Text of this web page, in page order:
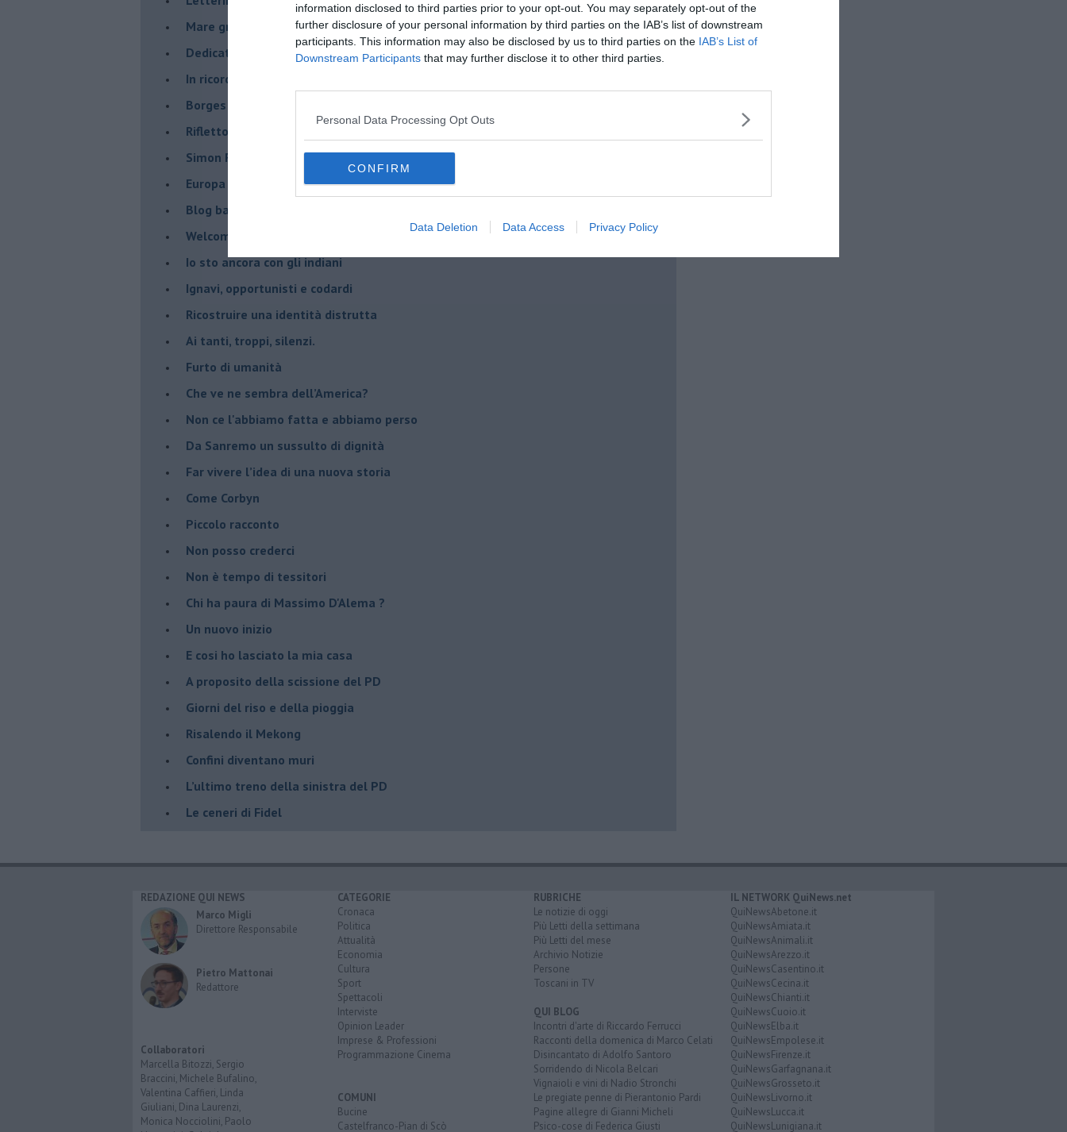
information disclosed to third parties prior to your opt-out. You may separately opt-out of the
further disclosure of your personal information by third parties on the IAB’s list of downstream
participants. This information may also be disclosed by us to third parties on the IAB’s List of
Downstream Participants that may further disclose it to other third parties.
Personal Data Processing Opt Outs
CONFIRM
Data Deletion Data Access Privacy Policy
Mare greco
​Dedicato a George Floyd
​In ricordo di un compagno.
Borges aveva capito
Riflettono fiori rossi
Simon Radowitzky
Europa vicina e lontana dal mio cuore
Blog barbino
Welcome to America
​Io sto ancora con gli indiani
​Ignavi, opportunisti e codardi
Ricostruire una identità distrutta
Ai tanti, troppi, silenzi.
​Furto di umanità
​Che ve ne sembra dell’America?
Non ce l'abbiamo fatta e abbiamo perso
​Da Sanremo un sussulto di dignità
Far vivere l’idea di una nuova storia
Come Corbyn
Piccolo racconto
Non posso crederci
Non è tempo di tessitori
Chi ha paura di Massimo D'Alema ?
Un nuovo inizio
​E cosi ho lasciato la mia casa
A proposito della scissione del PD
​Giorni del riso e della pioggia
Risalendo il Mekong
Confini diventano muri
L’ultimo treno della sinistra del PD
Le ceneri di Fidel
REDAZIONE QUI NEWS
Marco Migli
Direttore Responsabile
Pietro Mattonai
Redattore
Collaboratori
Marcella Bitozzi, Sergio
Braccini, Michele Bufalino,
Valentina Caffieri, Linda
Giuliani, Dina Laurenzi,
Monica Nocciolini, Paolo
CATEGORIE
Cronaca
Politica
Attualità
Economia
Cultura
Sport
Spettacoli
Interviste
Opinion Leader
Imprese & Professioni
Programmazione Cinema
COMUNI
Bucine
Castelfranco-Pian di Scò
RUBRICHE
Le notizie di oggi
Più Letti della settimana
Più Letti del mese
Archivio Notizie
Persone
Toscani in TV
QUI BLOG
Incontri d'arte di Riccardo Ferrucci
Racconti della domenica di Marco Celati
Disincantato di Adolfo Santoro
Sorridendo di Nicola Belcari
Vignaioli e vini di Nadio Stronchi
Le pregiate penne di Pierantonio Pardi
Pagine allegre di Gianni Micheli
Psico-cose di Federica Giusti
IL NETWORK QuiNews.net
QuiNewsAbetone.it
QuiNewsAmiata.it
QuiNewsAnimali.it
QuiNewsArezzo.it
QuiNewsCasentino.it
QuiNewsCecina.it
QuiNewsChianti.it
QuiNewsCuoio.it
QuiNewsElba.it
QuiNewsEmpolese.it
QuiNewsFirenze.it
QuiNewsGarfagnana.it
QuiNewsGrosseto.it
QuiNewsLivorno.it
QuiNewsLucca.it
QuiNewsLunigiana.it